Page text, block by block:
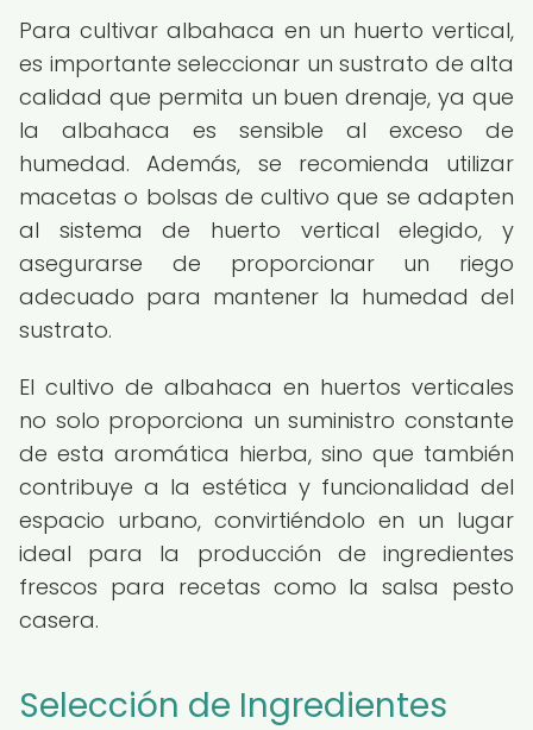
Para cultivar albahaca en un huerto vertical,
es importante seleccionar un sustrato de alta
calidad que permita un buen drenaje, ya que
la albahaca es sensible al exceso de
humedad. Además, se recomienda utilizar
macetas o bolsas de cultivo que se adapten
al sistema de huerto vertical elegido, y
asegurarse de proporcionar un riego
adecuado para mantener la humedad del
sustrato.
El cultivo de albahaca en huertos verticales
no solo proporciona un suministro constante
de esta aromática hierba, sino que también
contribuye a la estética y funcionalidad del
espacio urbano, convirtiéndolo en un lugar
ideal para la producción de ingredientes
frescos para recetas como la salsa pesto
casera.
Selección de Ingredientes